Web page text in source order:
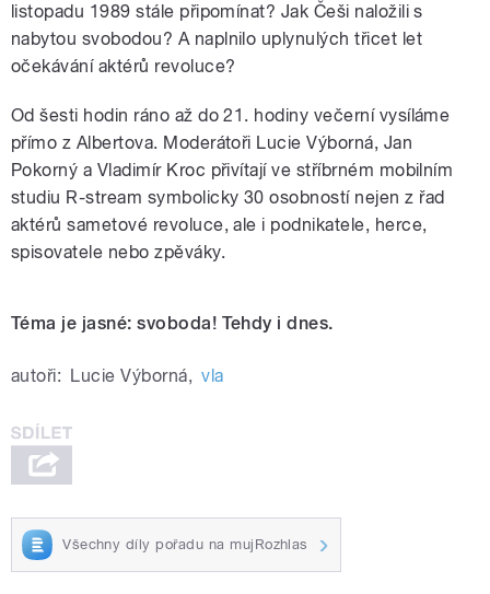
listopadu 1989 stále připomínat? Jak Češi naložili s
nabytou svobodou? A naplnilo uplynulých třicet let
očekávání aktérů revoluce?
Od šesti hodin ráno až do 21. hodiny večerní vysíláme
přímo z Albertova. Moderátoři Lucie Výborná, Jan
Pokorný a Vladimír Kroc přivítají ve stříbrném mobilním
studiu R-stream symbolicky 30 osobností nejen z řad
aktérů sametové revoluce, ale i podnikatele, herce,
spisovatele nebo zpěváky.
Téma je jasné: svoboda! Tehdy i dnes.
autoři: Lucie Výborná, vla
Všechny díly pořadu na mujRozhlas